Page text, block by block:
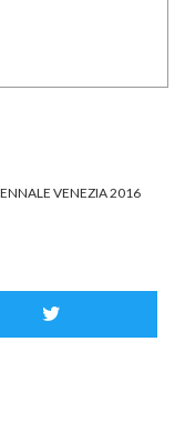
VENEZIA 2016